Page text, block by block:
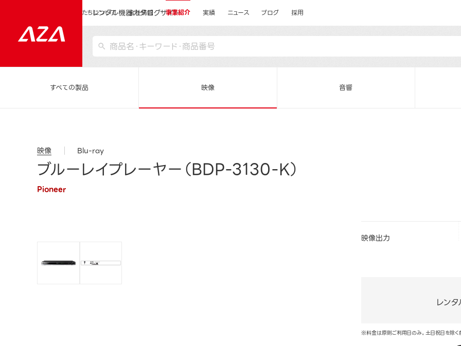
レンタル機器カタログサイト
私たちについて 会社情報 事業紹介 実績 ニュース ブログ 採用
すべての製品 映像 音響
映像 Blu-ray
ブルーレイプレーヤー（BDP-3130-K）
Pioneer
映像出力
レン
※料金は原則ご利用日のみ。土日祝日を除く